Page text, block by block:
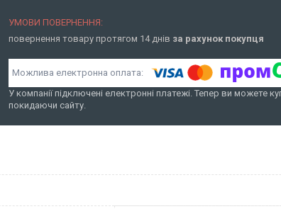
повернення товару протягом 14 днів за рахунок покупця
У компанії підключені електронні платежі. Тепер ви можете
покидаючи сайту.